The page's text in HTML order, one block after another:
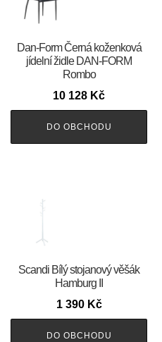
​​​​​Dan-Form Černá koženková
jídelní židle DAN-FORM
Rombo
10 128 Kč
DO OBCHODU
Scandi Bílý stojanový věšák
Hamburg II
1 390 Kč
DO OBCHODU